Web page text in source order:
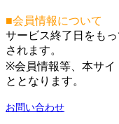
■会員情報について
サービス終了日をも
されます。
※会員情報等、本サイ
ととなります。
お問い合わせ